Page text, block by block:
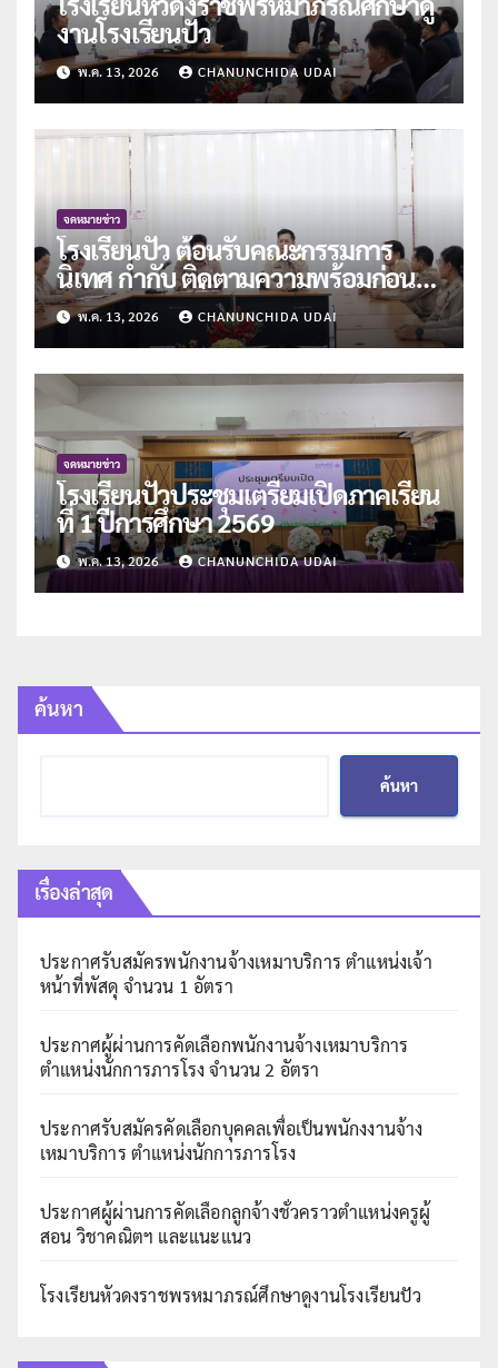
งานโรงเรียนปัว
พ.ค. 13, 2026 CHANUNCHIDA UDAI
จดหมายข่าว
โรงเรียนปัว ต้อนรับคณะกรรมการ
นิเทศ กำกับ ติดตามความพร้อมก่อน
เปิดภาคเรียนที่ 1/2569
พ.ค. 13, 2026 CHANUNCHIDA UDAI
จดหมายข่าว
โรงเรียนปัวประชุมเตรียมเปิดภาคเรียน
ที่ 1 ปีการศึกษา 2569
พ.ค. 13, 2026 CHANUNCHIDA UDAI
ค้นหา
ค้นหา
เรื่องล่าสุด
ประกาศรับสมัครพนักงานจ้างเหมาบริการ ตำแหน่งเจ้า
หน้าที่พัสดุ จำนวน 1 อัตรา
ประกาศผู้ผ่านการคัดเลือกพนักงานจ้างเหมาบริการ
ตำแหน่งนักการภารโรง จำนวน 2 อัตรา
ประกาศรับสมัครคัดเลือกบุคคลเพื่อเป็นพนักงงานจ้าง
เหมาบริการ ตำแหน่งนักการภารโรง
ประกาศผู้ผ่านการคัดเลือกลูกจ้างชั่วคราวตำแหน่งครูผู้
สอน วิชาคณิตฯ และแนะแนว
โรงเรียนหัวดงราชพรหมาภรณ์ศึกษาดูงานโรงเรียนปัว